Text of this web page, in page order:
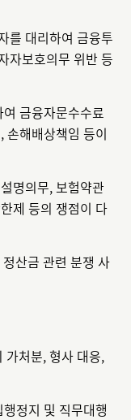
를 대리하여 금융투
자보호의무 위반 등
금융자문수수료
손해배상책임 등이
명의무, 보험약관
제 등의 쟁점이 다
산금 관련 분쟁 사
가처분, 형사 대응,
정지 및 직무대행